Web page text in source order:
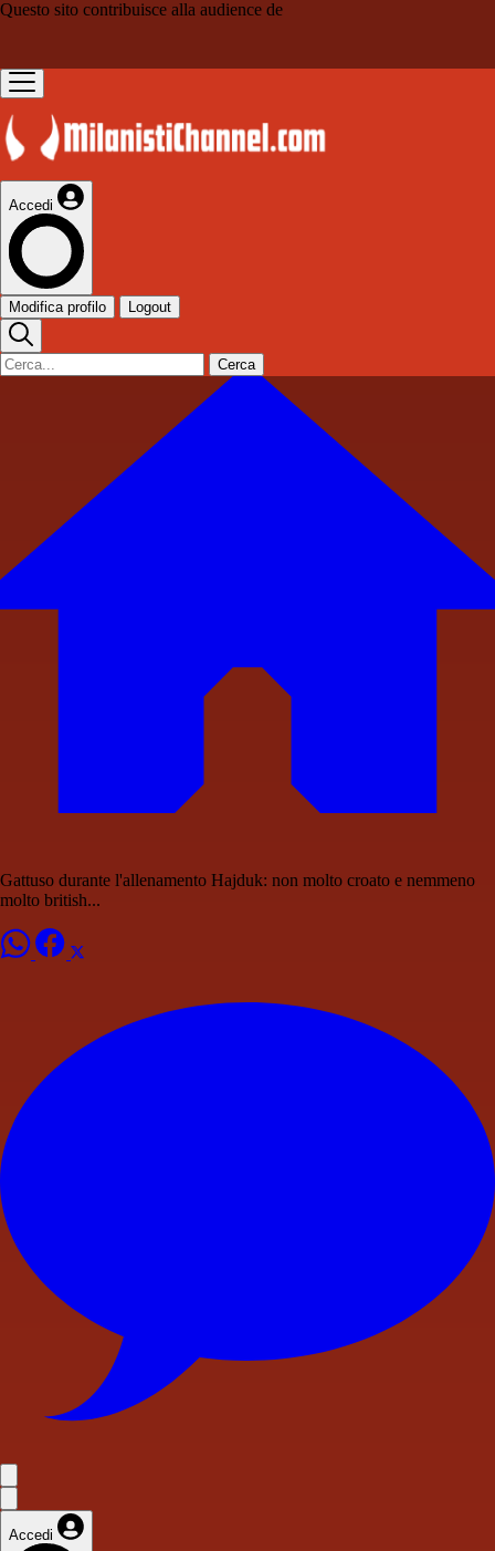
Questo sito contribuisce alla audience de
Accedi
Modifica profilo Logout
Cerca
Gattuso durante l'allenamento Hajduk: non molto croato e nemmeno
molto british...
Accedi